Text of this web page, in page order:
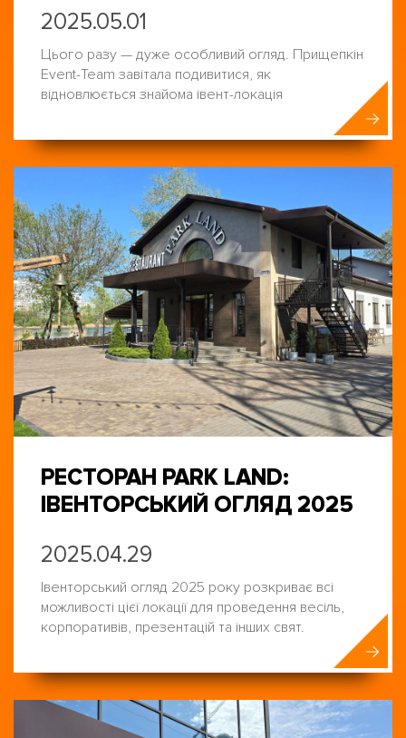
2025.05.01
Цього разу — дуже особливий огляд. Прищепкін
Event-Team завітала подивитися, як
відновлюється знайома івент-локація
РЕСТОРАН PARK LAND:
ІВЕНТОРСЬКИЙ ОГЛЯД 2025
2025.04.29
Івенторський огляд 2025 року розкриває всі
можливості цієї локації для проведення весіль,
корпоративів, презентацій та інших свят.